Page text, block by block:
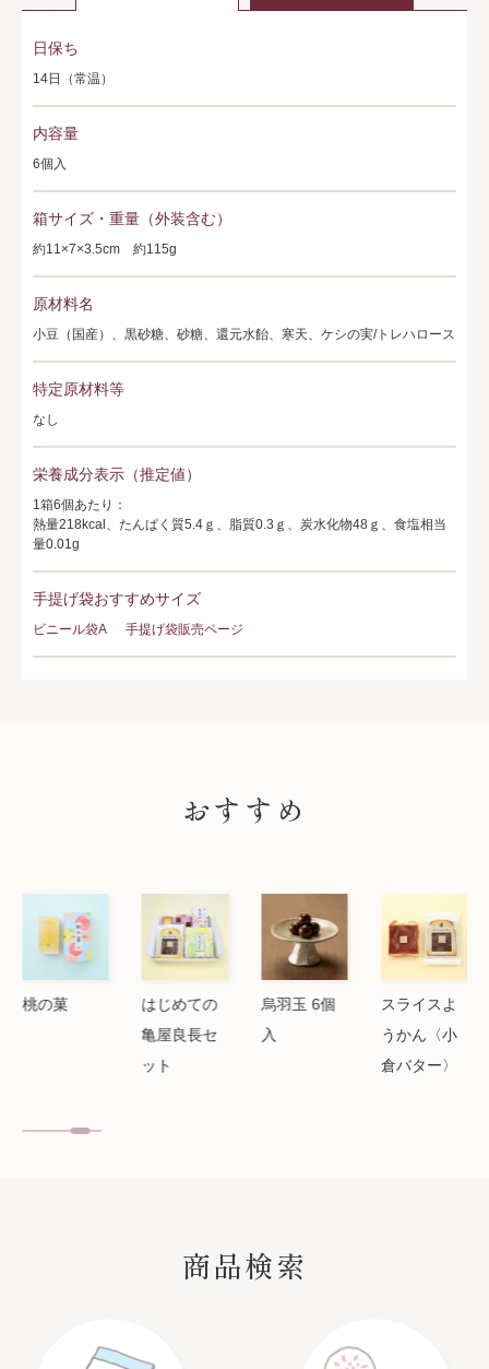
日保ち
14日（常温）
内容量
6個入
箱サイズ・重量（外装含む）
約11×7×3.5cm 約115g
原材料名
小豆（国産）、黒砂糖、砂糖、還元水飴、寒天、ケシの実/トレハロース
特定原材料等
なし
栄養成分表示（推定値）
1箱6個あたり：
熱量218kcal、たんぱく質5.4ｇ、脂質0.3ｇ、炭水化物48ｇ、食塩相当
量0.01g
手提げ袋おすすめサイズ
ビニール袋A 手提げ袋販売ページ
おすすめ
桃の菓
はじめての
亀屋良長セ
ット
烏羽玉 6個
入
スライスよ
うかん〈小
倉バター〉
商品検索